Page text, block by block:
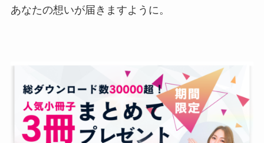
あなたの想いが届きますように。